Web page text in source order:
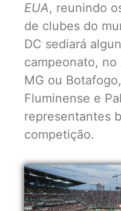
EUA, reunindo
de clubes do
DC sediará
campeonato,
MG ou
Fluminense e
representantes
competição.